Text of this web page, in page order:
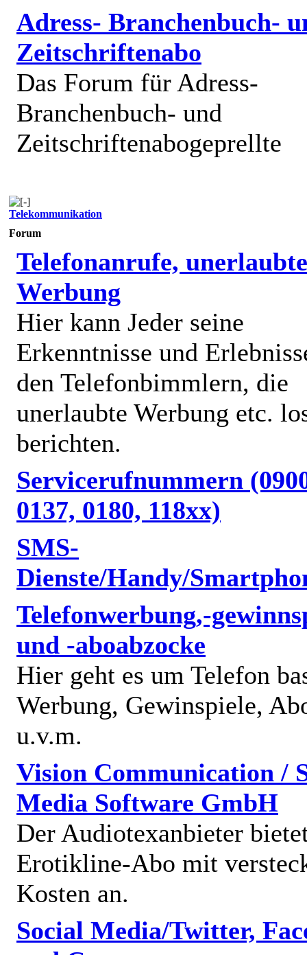
Adress- Branchenbuch-
Zeitschriftenabo
Das Forum für Adress-
Branchenbuch- und
Zeitschriftenabogeprellte
Telekommunikation
Forum
Telefonanrufe, unerlaubte
Werbung
Hier kann Jeder seine
Erkenntnisse und
den Telefonbimmlern, die
unerlaubte Werbung etc.
berichten.
Servicerufnummern
0137, 0180, 118xx)
SMS-
Dienste/Handy/
Telefonwerbung,-
und -aboabzocke
Hier geht es um Telefon
Werbung, Gewinspiele,
u.v.m.
Vision Communication /
Media Software GmbH
Der Audiotexanbieter
Erotikline-Abo mit
Kosten an.
Social Media/Twitter,